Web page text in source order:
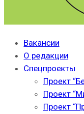
Вакансии
О редакции
Спецпроекты
Проект
Проект
Проект